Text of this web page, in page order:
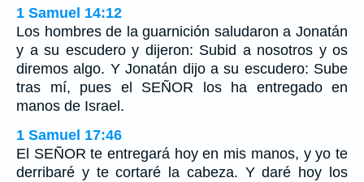
1 Samuel 14:12
Los hombres de la guarnición saludaron a Jonatán
y a su escudero y dijeron: Subid a nosotros y os
diremos algo. Y Jonatán dijo a su escudero: Sube
tras mí, pues el SEÑOR los ha entregado en
manos de Israel.
1 Samuel 17:46
El SEÑOR te entregará hoy en mis manos, y yo te
derribaré y te cortaré la cabeza. Y daré hoy los